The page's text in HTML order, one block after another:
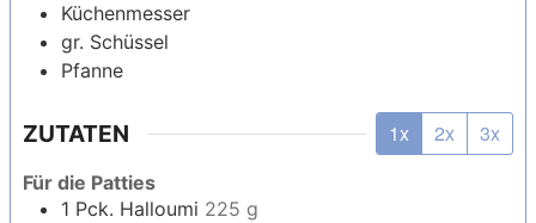
Küchenmesser
gr. Schüssel
Pfanne
ZUTATEN 1x 2x 3x
Für die Patties
1 Pck. Halloumi 225 g